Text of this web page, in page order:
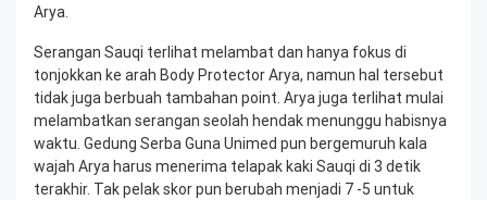
Arya.
Serangan Sauqi terlihat melambat dan hanya fokus di
tonjokkan ke arah Body Protector Arya, namun hal tersebut
tidak juga berbuah tambahan point. Arya juga terlihat mulai
melambatkan serangan seolah hendak menunggu habisnya
waktu. Gedung Serba Guna Unimed pun bergemuruh kala
wajah Arya harus menerima telapak kaki Sauqi di 3 detik
terakhir. Tak pelak skor pun berubah menjadi 7 -5 untuk